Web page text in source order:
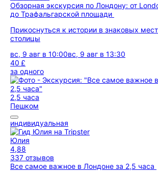
Обзорная экскурсия по Лондону: от
до Трафальгарской площади
Прикоснуться к истории в знаковых
столицы
вс, 9 авг в 10:00вс, 9 авг в 13:30
40 £
за одного
2,5 часа
Пешком
индивидуальная
Юлия
4,88
337 отзывов
Все самое важное в Лондоне за 2,5 часа